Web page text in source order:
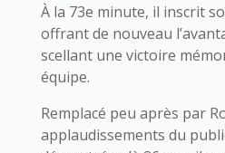
À la 73e minute, il inscrit
offrant de nouveau
scellant une victoire
équipe.
Remplacé peu après par
applaudissements du